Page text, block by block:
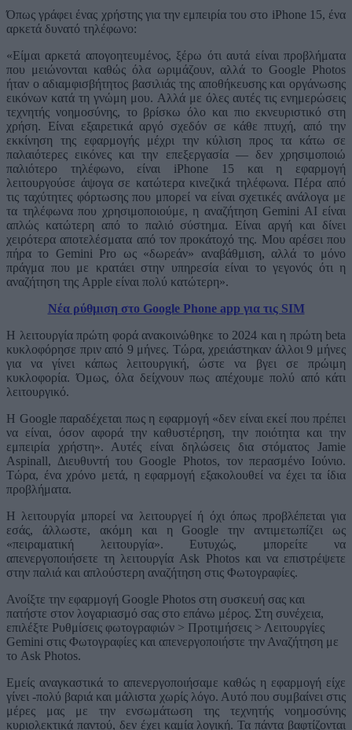
Όπως γράφει ένας χρήστης για την εμπειρία του στο iPhone 15, ένα
αρκετά δυνατό τηλέφωνο:
«Είμαι αρκετά απογοητευμένος, ξέρω ότι αυτά είναι προβλήματα
που μειώνονται καθώς όλα ωριμάζουν, αλλά το Google Photos
ήταν ο αδιαμφισβήτητος βασιλιάς της αποθήκευσης και οργάνωσης
εικόνων κατά τη γνώμη μου. Αλλά με όλες αυτές τις ενημερώσεις
τεχνητής νοημοσύνης, το βρίσκω όλο και πιο εκνευριστικό στη
χρήση. Είναι εξαιρετικά αργό σχεδόν σε κάθε πτυχή, από την
εκκίνηση της εφαρμογής μέχρι την κύλιση προς τα κάτω σε
παλαιότερες εικόνες και την επεξεργασία — δεν χρησιμοποιώ
παλιότερο τηλέφωνο, είναι iPhone 15 και η εφαρμογή
λειτουργούσε άψογα σε κατώτερα κινεζικά τηλέφωνα. Πέρα από
τις ταχύτητες φόρτωσης που μπορεί να είναι σχετικές ανάλογα με
τα τηλέφωνα που χρησιμοποιούμε, η αναζήτηση Gemini AI είναι
απλώς κατώτερη από το παλιό σύστημα. Είναι αργή και δίνει
χειρότερα αποτελέσματα από τον προκάτοχό της. Μου αρέσει που
πήρα το Gemini Pro ως «δωρεάν» αναβάθμιση, αλλά το μόνο
πράγμα που με κρατάει στην υπηρεσία είναι το γεγονός ότι η
αναζήτηση της Apple είναι πολύ κατώτερη».
Νέα ρύθμιση στο Google Phone app για τις SIM
Η λειτουργία πρώτη φορά ανακοινώθηκε το 2024 και η πρώτη beta
κυκλοφόρησε πριν από 9 μήνες. Τώρα, χρειάστηκαν άλλοι 9 μήνες
για να γίνει κάπως λειτουργική, ώστε να βγει σε πρώιμη
κυκλοφορία. Όμως, όλα δείχνουν πως απέχουμε πολύ από κάτι
λειτουργικό.
Η Google παραδέχεται πως η εφαρμογή «δεν είναι εκεί που πρέπει
να είναι, όσον αφορά την καθυστέρηση, την ποιότητα και την
εμπειρία χρήστη». Αυτές είναι δηλώσεις δια στόματος Jamie
Aspinall, Διευθυντή του Google Photos, τον περασμένο Ιούνιο.
Τώρα, ένα χρόνο μετά, η εφαρμογή εξακολουθεί να έχει τα ίδια
προβλήματα.
Η λειτουργία μπορεί να λειτουργεί ή όχι όπως προβλέπεται για
εσάς, άλλωστε, ακόμη και η Google την αντιμετωπίζει ως
«πειραματική λειτουργία». Ευτυχώς, μπορείτε να
απενεργοποιήσετε τη λειτουργία Ask Photos και να επιστρέψετε
στην παλιά και απλούστερη αναζήτηση στις Φωτογραφίες.
Ανοίξτε την εφαρμογή Google Photos στη συσκευή σας και
πατήστε στον λογαριασμό σας στο επάνω μέρος. Στη συνέχεια,
επιλέξτε Ρυθμίσεις φωτογραφιών > Προτιμήσεις > Λειτουργίες
Gemini στις Φωτογραφίες και απενεργοποιήστε την Αναζήτηση με
το Ask Photos.
Εμείς αναγκαστικά το απενεργοποιήσαμε καθώς η εφαρμογή είχε
γίνει -πολύ βαριά και μάλιστα χωρίς λόγο. Αυτό που συμβαίνει στις
μέρες μας με την ενσωμάτωση της τεχνητής νοημοσύνης
κυριολεκτικά παντού, δεν έχει καμία λογική. Τα πάντα βαφτίζονται